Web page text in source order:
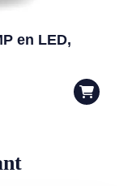
en LED,